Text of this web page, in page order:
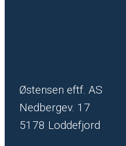
Østensen eftf. AS
Nedbergev. 17
5178 Loddefjord